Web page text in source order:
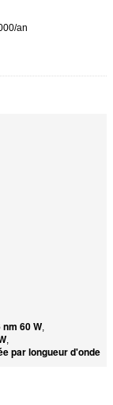
an
60 W,
,
par longueur d'onde